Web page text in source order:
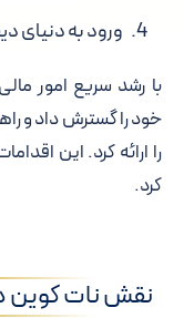
ورود به دنیای
خود را گسترش داد و
را ارائه کرد. این
کرد.
نقش نات کوین